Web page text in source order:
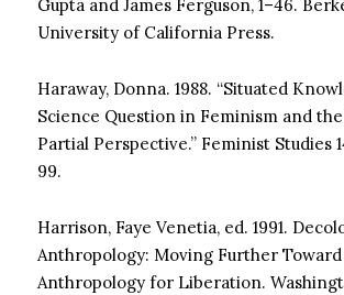
Gupta and James Ferguson, 1–46.
University of California Press.
Haraway, Donna. 1988. “Situated
Science Question in Feminism and
Partial Perspective.” Feminist Studies
99.
Harrison, Faye Venetia, ed. 1991.
Anthropology: Moving Further
Anthropology for Liberation.